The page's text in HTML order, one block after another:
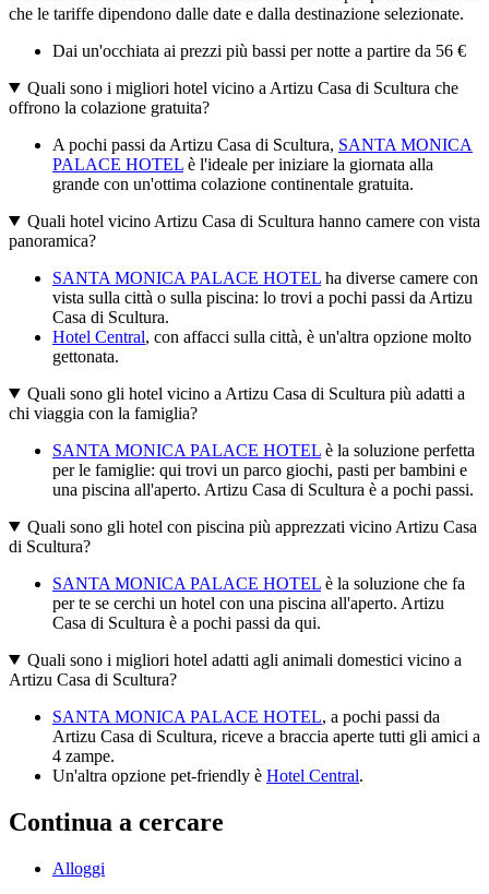
che le tariffe dipendono dalle date e dalla destinazione selezionate.
Dai un'occhiata ai prezzi più bassi per notte a partire da 56 €
Quali sono i migliori hotel vicino a Artizu Casa di Scultura che
offrono la colazione gratuita?
A pochi passi da Artizu Casa di Scultura, SANTA MONICA
PALACE HOTEL è l'ideale per iniziare la giornata alla
grande con un'ottima colazione continentale gratuita.
Quali hotel vicino Artizu Casa di Scultura hanno camere con vista
panoramica?
SANTA MONICA PALACE HOTEL ha diverse camere con
vista sulla città o sulla piscina: lo trovi a pochi passi da Artizu
Casa di Scultura.
Hotel Central, con affacci sulla città, è un'altra opzione molto
gettonata.
Quali sono gli hotel vicino a Artizu Casa di Scultura più adatti a
chi viaggia con la famiglia?
SANTA MONICA PALACE HOTEL è la soluzione perfetta
per le famiglie: qui trovi un parco giochi, pasti per bambini e
una piscina all'aperto. Artizu Casa di Scultura è a pochi passi.
Quali sono gli hotel con piscina più apprezzati vicino Artizu Casa
di Scultura?
SANTA MONICA PALACE HOTEL è la soluzione che fa
per te se cerchi un hotel con una piscina all'aperto. Artizu
Casa di Scultura è a pochi passi da qui.
Quali sono i migliori hotel adatti agli animali domestici vicino a
Artizu Casa di Scultura?
SANTA MONICA PALACE HOTEL, a pochi passi da
Artizu Casa di Scultura, riceve a braccia aperte tutti gli amici a
4 zampe.
Un'altra opzione pet-friendly è Hotel Central.
Continua a cercare
Alloggi